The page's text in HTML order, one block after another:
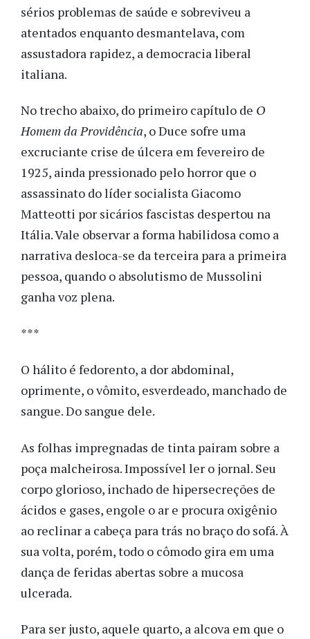
sérios problemas de saúde e sobreviveu a
atentados enquanto desmantelava, com
assustadora rapidez, a democracia liberal
italiana.
No trecho abaixo, do primeiro capítulo de O
Homem da Providência, o Duce sofre uma
excruciante crise de úlcera em fevereiro de
1925, ainda pressionado pelo horror que o
assassinato do líder socialista Giacomo
Matteotti por sicários fascistas despertou na
Itália. Vale observar a forma habilidosa como a
narrativa desloca-se da terceira para a primeira
pessoa, quando o absolutismo de Mussolini
ganha voz plena.
***
O hálito é fedorento, a dor abdominal,
oprimente, o vômito, esverdeado, manchado de
sangue. Do sangue dele.
As folhas impregnadas de tinta pairam sobre a
poça malcheirosa. Impossível ler o jornal. Seu
corpo glorioso, inchado de hipersecreções de
ácidos e gases, engole o ar e procura oxigênio
ao reclinar a cabeça para trás no braço do sofá. À
sua volta, porém, todo o cômodo gira em uma
dança de feridas abertas sobre a mucosa
ulcerada.
Para ser justo, aquele quarto, a alcova em que o